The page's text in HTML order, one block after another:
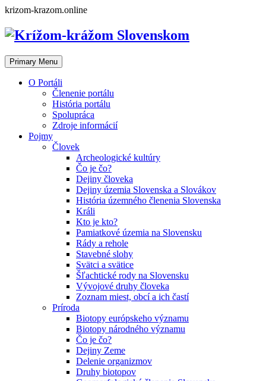
Skip
content
krizom-krazom.online
Primary Menu
O Portáli
Členenie portálu
História portálu
Spolupráca
Zdroje informácií
Pojmy
Človek
Archeologické kultúry
Čo je čo?
Dejiny človeka
Dejiny územia Slovenska a Slovákov
História územného členenia Slovenska
Králi
Kto je kto?
Pamiatkové územia na Slovensku
Rády a rehole
Stavebné slohy
Svätci a svätice
Šľachtické rody na Slovensku
Vývojové druhy človeka
Zoznam miest, obcí a ich častí
Príroda
Biotopy európskeho významu
Biotopy národného významu
Čo je čo?
Dejiny Zeme
Delenie organizmov
Druhy biotopov